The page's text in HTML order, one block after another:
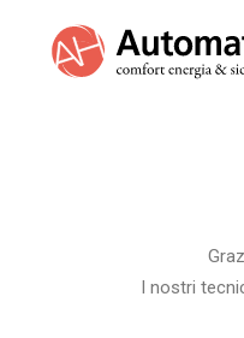
I nostri